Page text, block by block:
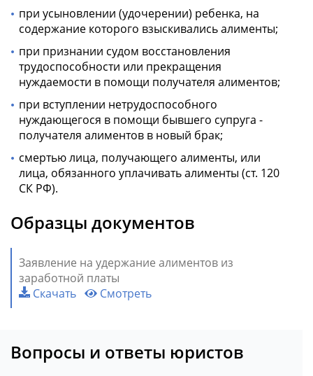
при усыновлении (удочерении) ребенка, на
содержание которого взыскивались алименты;
при признании судом восстановления
трудоспособности или прекращения
нуждаемости в помощи получателя алиментов;
при вступлении нетрудоспособного
нуждающегося в помощи бывшего супруга -
получателя алиментов в новый брак;
смертью лица, получающего алименты, или
лица, обязанного уплачивать алименты (ст. 120
СК РФ).
Образцы документов
Заявление на удержание алиментов из
заработной платы
Скачать
Смотреть
Вопросы и ответы юристов